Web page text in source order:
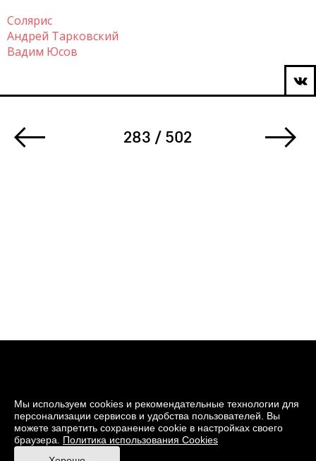
Солярис
Андрей Тарковский
Вадим Юсов
283 / 502
© 2026 Музей кино
Мы используем cookies и рекомендательные технологии для
персонализации сервисов и удобства пользователей. Вы
можете запретить сохранение cookie в настройках своего
браузера. Политика использования Cookies